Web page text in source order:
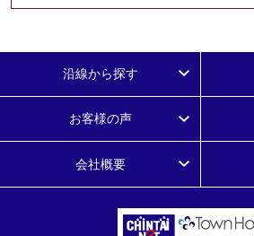
沿線から探す
お客様の声
会社概要